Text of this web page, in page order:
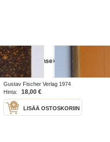
Grundriß der Insektenkunde
Gustav Fischer Verlag 1974
Hinta:
18,00 €
LISÄÄ OSTOSKORIIN